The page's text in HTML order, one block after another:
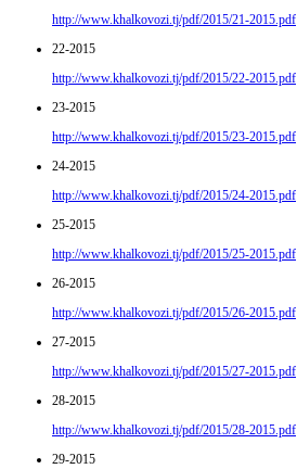
http://www.khalkovozi.tj/pdf/2015/21-2015.pdf
22-2015
http://www.khalkovozi.tj/pdf/2015/22-2015.pdf
23-2015
http://www.khalkovozi.tj/pdf/2015/23-2015.pdf
24-2015
http://www.khalkovozi.tj/pdf/2015/24-2015.pdf
25-2015
http://www.khalkovozi.tj/pdf/2015/25-2015.pdf
26-2015
http://www.khalkovozi.tj/pdf/2015/26-2015.pdf
27-2015
http://www.khalkovozi.tj/pdf/2015/27-2015.pdf
28-2015
http://www.khalkovozi.tj/pdf/2015/28-2015.pdf
29-2015